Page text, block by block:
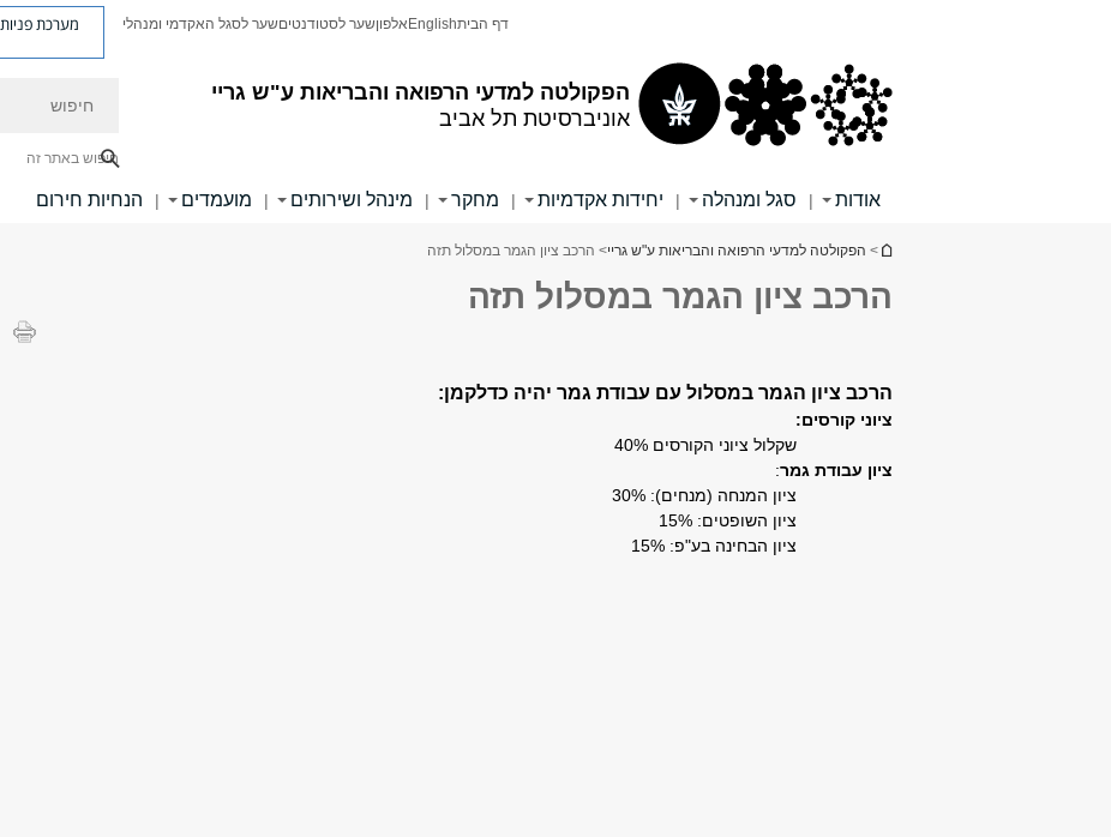
הפקולטה למדעי הרפואה והבריאות ע"ש גריי
אוניברסיטת תל אביב
דף הביתEnglish אלפוןשער לסטודנטיםשער לסגל האקדמי ומנהלי מערכת פניות
חיפוש באתר זה
אודות | סגל ומנהלה | יחידות אקדמיות | מחקר | מינהל ושירותים | מועמדים | הנחיות חירום
הינך נמצא כאן
> הפקולטה למדעי הרפואה והבריאות ע"ש גריי> הרכב ציון הגמר במסלול תזה
הרכב ציון הגמר במסלול תזה
הרכב ציון הגמר במסלול עם עבודת גמר יהיה כדלקמן:
ציוני קורסים:
שקלול ציוני הקורסים 40%
ציון עבודת גמר:
ציון המנחה (מנחים): 30%
ציון השופטים: 15%
ציון הבחינה בע"פ: 15%